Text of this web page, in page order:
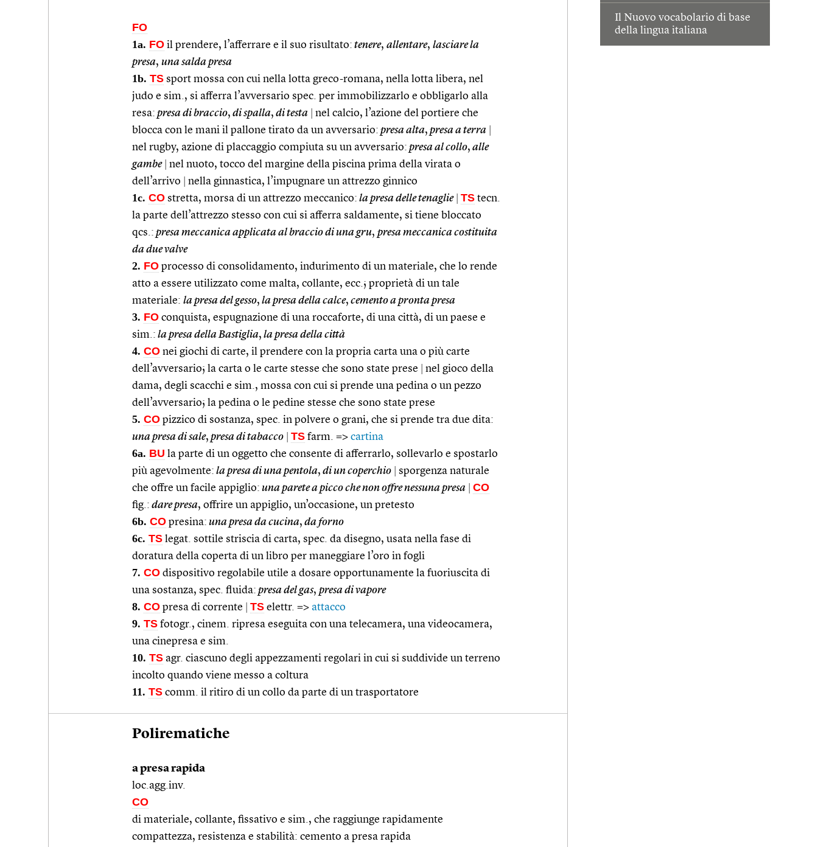
Il Nuovo vocabolario di base
della lingua italiana
FO
1a. FO il prendere, l’afferrare e il suo risultato: tenere, allentare, lasciare la
presa, una salda presa
1b. TS sport mossa con cui nella lotta greco-romana, nella lotta libera, nel
judo e sim., si afferra l’avversario spec. per immobilizzarlo e obbligarlo alla
resa: presa di braccio, di spalla, di testa
nel calcio, l’azione del portiere che
blocca con le mani il pallone tirato da un avversario: presa alta, presa a terra
nel rugby, azione di placcaggio compiuta su un avversario: presa al collo, alle
gambe
nel nuoto, tocco del margine della piscina prima della virata o
dell’arrivo
nella ginnastica, l’impugnare un attrezzo ginnico
1c. CO stretta, morsa di un attrezzo meccanico: la presa delle tenaglie TS tecn.
la parte dell’attrezzo stesso con cui si afferra saldamente, si tiene bloccato
qcs.: presa meccanica applicata al braccio di una gru, presa meccanica costituita
da due valve
2. FO processo di consolidamento, indurimento di un materiale, che lo rende
atto a essere utilizzato come malta, collante, ecc.; proprietà di un tale
materiale: la presa del gesso, la presa della calce, cemento a pronta presa
3. FO conquista, espugnazione di una roccaforte, di una città, di un paese e
sim.: la presa della Bastiglia, la presa della città
4. CO nei giochi di carte, il prendere con la propria carta una o più carte
dell’avversario; la carta o le carte stesse che sono state prese
nel gioco della
dama, degli scacchi e sim., mossa con cui si prende una pedina o un pezzo
dell’avversario; la pedina o le pedine stesse che sono state prese
5. CO pizzico di sostanza, spec. in polvere o grani, che si prende tra due dita:
una presa di sale, presa di tabacco TS farm. => cartina
6a. BU la parte di un oggetto che consente di afferrarlo, sollevarlo e spostarlo
più agevolmente: la presa di una pentola, di un coperchio
sporgenza naturale
che offre un facile appiglio: una parete a picco che non offre nessuna presa CO
fig.: dare presa, offrire un appiglio, un’occasione, un pretesto
6b. CO presina: una presa da cucina, da forno
6c. TS legat. sottile striscia di carta, spec. da disegno, usata nella fase di
doratura della coperta di un libro per maneggiare l’oro in fogli
7. CO dispositivo regolabile utile a dosare opportunamente la fuoriuscita di
una sostanza, spec. fluida: presa del gas, presa di vapore
8. CO presa di corrente TS elettr. => attacco
9. TS fotogr., cinem. ripresa eseguita con una telecamera, una videocamera,
una cinepresa e sim.
10. TS agr. ciascuno degli appezzamenti regolari in cui si suddivide un terreno
incolto quando viene messo a coltura
11. TS comm. il ritiro di un collo da parte di un trasportatore
Polirematiche
a presa rapida
loc.agg.inv.
CO
di materiale, collante, fissativo e sim., che raggiunge rapidamente
compattezza, resistenza e stabilità: cemento a presa rapida